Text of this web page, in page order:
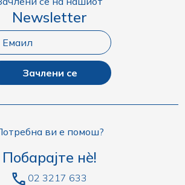
Newsletter
Зачлени се
ви е помош?
Побарајте нè!
02 3217 633